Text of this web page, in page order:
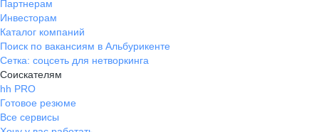
Партнерам
Инвесторам
Каталог компаний
Поиск по вакансиям в Альбурикенте
Сетка: соцсеть для нетворкинга
Соискателям
hh PRO
Готовое резюме
Все сервисы